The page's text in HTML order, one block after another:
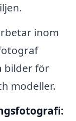
inom
bilder för
modeller.